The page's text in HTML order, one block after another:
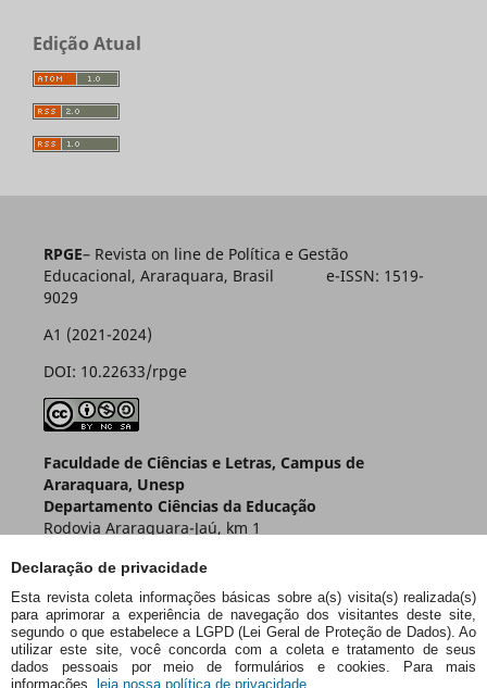
Declaração de privacidade
Esta revista coleta informações básicas sobre a(s) visita(s) realizada(s)
para aprimorar a experiência de navegação dos visitantes deste site,
segundo o que estabelece a LGPD (Lei Geral de Proteção de Dados). Ao
utilizar este site, você concorda com a coleta e tratamento de seus
dados pessoais por meio de formulários e cookies. Para mais
informações,
leia nossa política de privacidade.
Edição Atual
RPGE– Revista on line de Política e Gestão
Educacional, Araraquara, Brasil e-ISSN: 1519-
9029
A1 (2021-2024)
DOI: 10.22633/rpge
Faculdade de Ciências e Letras, Campus de
Araraquara, Unesp
Departamento Ciências da Educação
Rodovia Araraquara-Jaú, km 1
Araraquara – SP – Brasil